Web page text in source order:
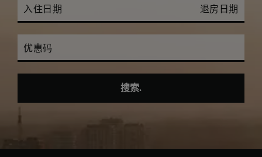
入住日期 退房日期
优惠码
搜索.